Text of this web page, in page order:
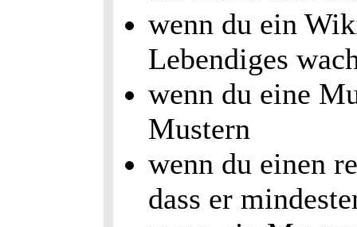
wenn du ein
Lebendiges
wenn du eine
Mustern
wenn du einen
dass er